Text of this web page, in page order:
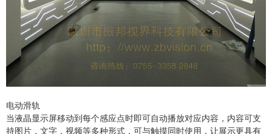
电动滑轨
当液晶显示屏移动到每个感应点时即可自动播放对应内容，内容可支
持图片，文字，视频等多种形式，可与触摸同时使用，让展示更具有